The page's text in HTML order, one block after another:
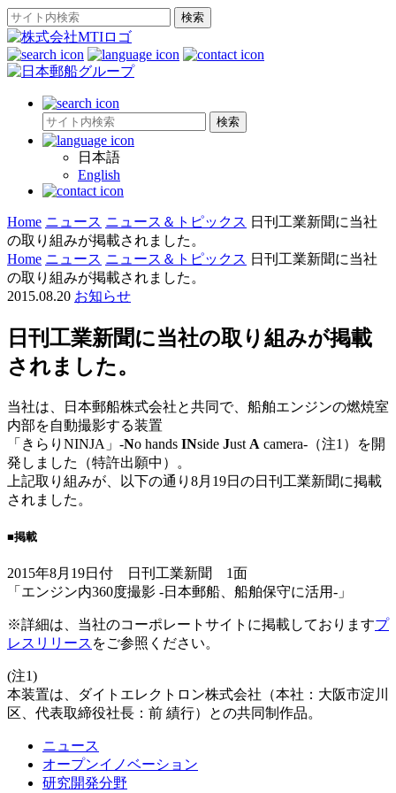
日本語
English
Home ニュース ニュース＆トピックス 日刊工業新聞に当社
の取り組みが掲載されました。
Home ニュース ニュース＆トピックス 日刊工業新聞に当社
の取り組みが掲載されました。
2015.08.20 お知らせ
日刊工業新聞に当社の取り組みが掲載
されました。
当社は、日本郵船株式会社と共同で、船舶エンジンの燃焼室
内部を自動撮影する装置
「きらりNINJA」-No hands INside Just A camera-（注1）を開
発しました（特許出願中）。
上記取り組みが、以下の通り8月19日の日刊工業新聞に掲載
されました。
■掲載
2015年8月19日付 日刊工業新聞 1面
「エンジン内360度撮影 -日本郵船、船舶保守に活用-」
※詳細は、当社のコーポレートサイトに掲載しておりますプ
レスリリース をご参照ください。
(注1)
本装置は、ダイトエレクトロン株式会社（本社：大阪市淀川
区、代表取締役社長：前 績行）との共同制作品。
ニュース
オープンイノベーション
研究開発分野